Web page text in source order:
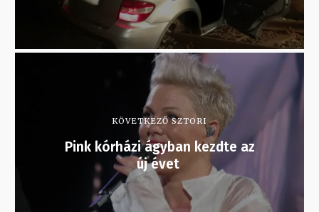
KÖVETKEZŐ SZTORI
Pink kórházi ágyban kezdte az
új évet